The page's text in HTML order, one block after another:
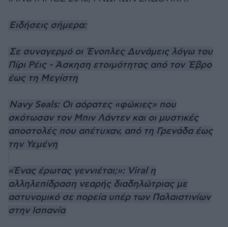
Ειδήσεις σήμερα:
Σε συναγερμό οι Ένοπλες Δυνάμεις λόγω του
Πίρι Ρέις - Άσκηση ετοιμότητας από τον Έβρο
έως τη Μεγίστη
Navy Seals: Οι αόρατες «φώκιες» που
σκότωσαν τον Μπιν Λάντεν και οι μυστικές
αποστολές που απέτυχαν, από τη Γρενάδα έως
την Υεμένη
«Ένας έρωτας γεννιέται;»: Viral η
αλληλεπίδραση νεαρής διαδηλώτριας με
αστυνομικό σε πορεία υπέρ των Παλαιστινίων
στην Ισπανία